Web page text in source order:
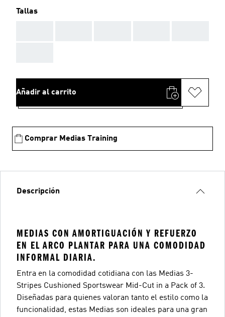
Tallas
Añadir al carrito
Comprar Medias Training
Descripción
MEDIAS CON AMORTIGUACIÓN Y REFUERZO
EN EL ARCO PLANTAR PARA UNA COMODIDAD
INFORMAL DIARIA.
Entra en la comodidad cotidiana con las Medias 3-
Stripes Cushioned Sportswear Mid-Cut in a Pack of 3.
Diseñadas para quienes valoran tanto el estilo como la
funcionalidad, estas Medias son ideales para una gran